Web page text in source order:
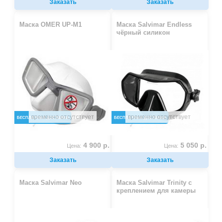
Заказать Заказать
Маска OMER UP-M1
БЕСПЛАТНАЯ ДОСТАВКА
временно отсутствует
Цена: 4 900 р.
Заказать
Маска Salvimar Endless
чёрный силикон
БЕСПЛАТНАЯ ДОСТАВКА
временно отсутствует
Цена: 5 050 р.
Заказать
Маска Salvimar Neo
Маска Salvimar Trinity с
креплением для камеры